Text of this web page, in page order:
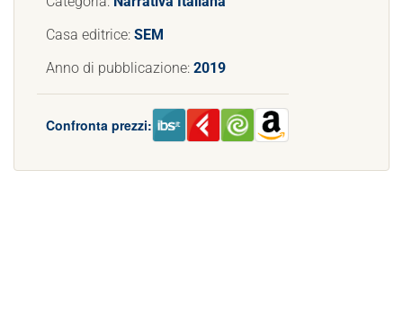
Casa editrice: SEM
Anno di pubblicazione: 2019
Confronta prezzi: